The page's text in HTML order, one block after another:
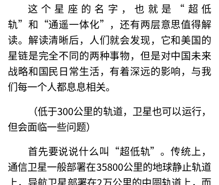
这个星座的名字，也就是“超低
轨”和“通遥一体化”，还有两层意思值得解
读。解读清晰后，人们就会发现，它和美国的
星链是完全不同的两种事物，但是对中国未来
战略和国民日常生活，有着深远的影响，与我
们每一个人都息息相关。
（低于300公里的轨道，卫星也可以运行，
但会面临一些问题）
首先要说说什么叫“超低轨”。传统上，
通信卫星一般部署在35800公里的地球静止轨道
上，导航卫星部署在2万公里的中圆轨道上，而